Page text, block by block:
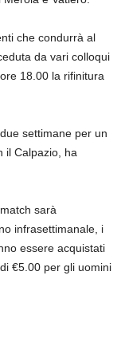
che condurrà al
da vari colloqui
18.00 la rifinitura
settimane per un
il Calpazio, ha
sarà
infrasettimanale, i
essere acquistati
€5.00 per gli uomini